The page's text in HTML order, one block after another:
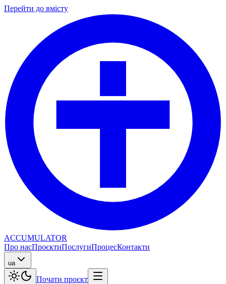
Перейти до вмісту
ACCUMULATOR
Про насПроєктиПослугиПроцесКонтакти
ua
Почати проєкт